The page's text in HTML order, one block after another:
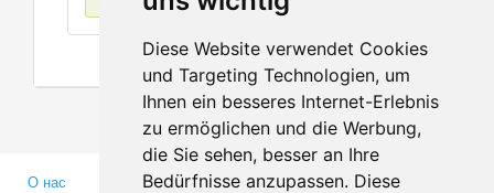
Diese Website verwendet Cookies
und Targeting Technologien, um
Ihnen ein besseres Internet-Erlebnis
zu ermöglichen und die Werbung,
die Sie sehen, besser an Ihre
Bedürfnisse anzupassen. Diese
О нас
Партнерам